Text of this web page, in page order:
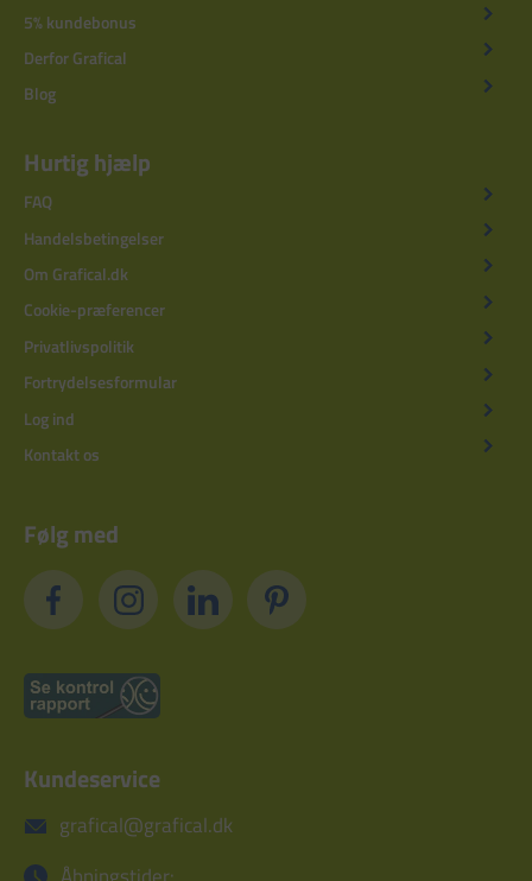
5% kundebonus
Derfor Grafical
Blog
Hurtig hjælp
FAQ
Handelsbetingelser
Om Grafical.dk
Cookie-præferencer
Privatlivspolitik
Fortrydelsesformular
Log ind
Kontakt os
Følg med
Kundeservice
grafical@grafical.dk